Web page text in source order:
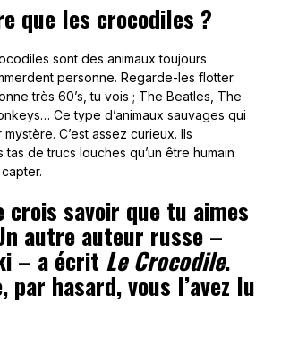
que les crocodiles ?
sont des animaux toujours
personne. Regarde-les flotter.
très 60’s, tu vois ; The Beatles, The
Ce type d’animaux sauvages qui
C’est assez curieux. Ils
tas de trucs louches qu’un être humain
crois savoir que tu aimes
autre auteur russe –
– a écrit Le Crocodile.
par hasard, vous l’avez lu